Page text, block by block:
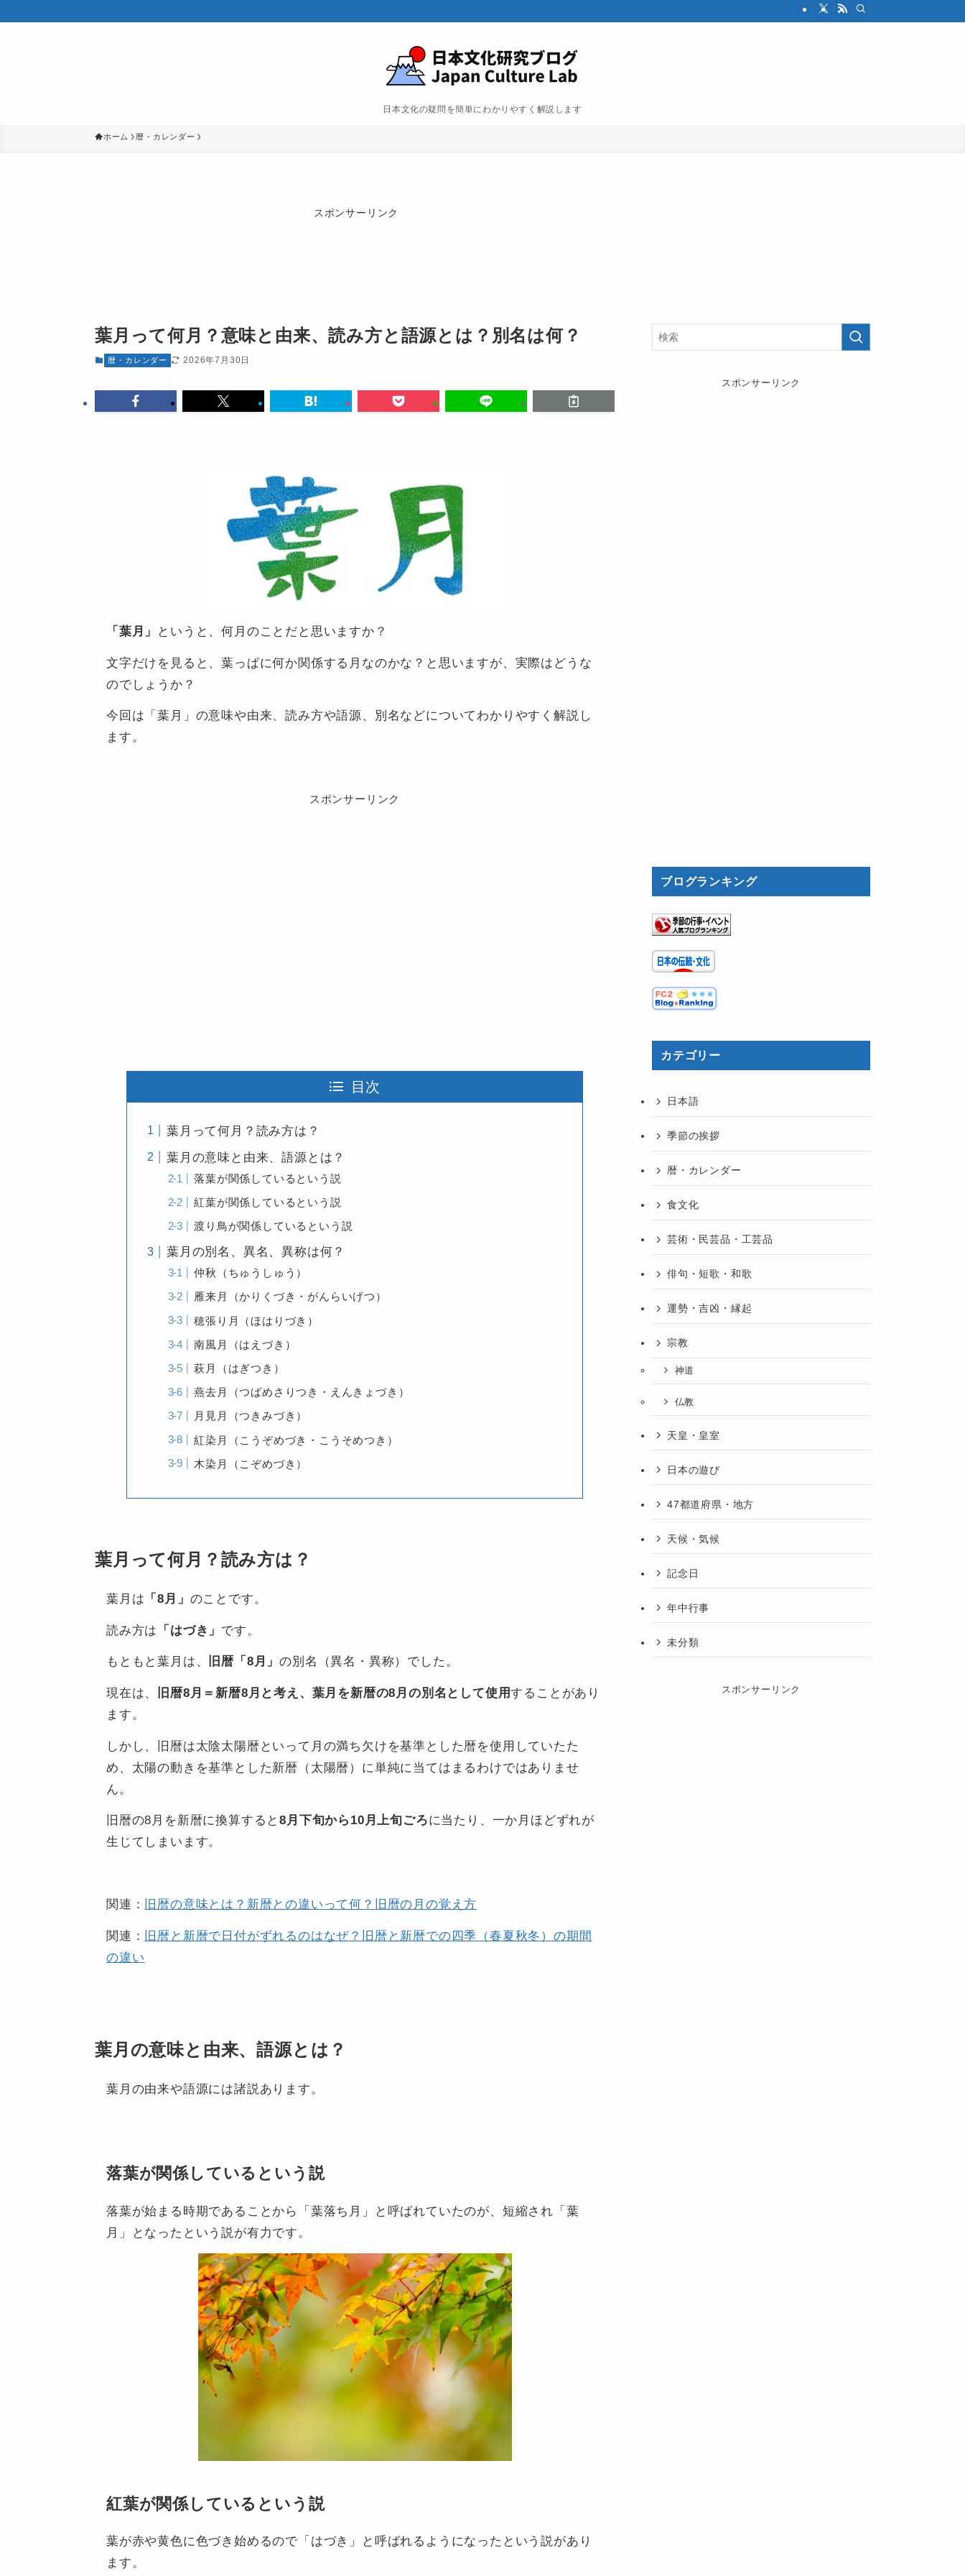
日本文化の疑問を簡単にわかりやすく解説します
ホーム 暦・カレンダー
スポンサーリンク
葉月って何月？意味と由来、読み方と語源とは？別名は何？
暦・カレンダー 2026年7月30日
「葉月」 というと、何月のことだと思いますか？
文字だけを見ると、葉っぱに何か関係する月なのかな？と思いますが、実際はどうな
のでしょうか？
今回は「葉月」の意味や由来、読み方や語源、別名などについてわかりやすく解説し
ます。
スポンサーリンク
目次
葉月って何月？読み方は？
葉月の意味と由来、語源とは？
落葉が関係しているという説
紅葉が関係しているという説
渡り鳥が関係しているという説
葉月の別名、異名、異称は何？
仲秋（ちゅうしゅう）
雁来月（かりくづき・がんらいげつ）
穂張り月（ほはりづき）
南風月（はえづき）
萩月（はぎつき）
燕去月（つばめさりつき・えんきょづき）
月見月（つきみづき）
紅染月（こうぞめづき・こうそめつき）
木染月（こぞめづき）
葉月って何月？読み方は？
葉月は 「8月」 のことです。
読み方は 「はづき」 です。
もともと葉月は、 旧暦「8月」の別名（異名・異称）でした。
現在は、 旧暦8月＝新暦8月と考え、葉月を新暦の8月の別名として使用することがあり
ます。
しかし、旧暦は太陰太陽暦といって月の満ち欠けを基準とした暦を使用していたた
め、太陽の動きを基準とした新暦（太陽暦）に単純に当てはまるわけではありませ
ん。
旧暦の8月を新暦に換算すると8月下旬から10月上旬ごろに当たり、一か月ほどずれが
生じてしまいます。
関連： 旧暦の意味とは？新暦との違いって何？旧暦の月の覚え方
関連：
旧暦と新暦で日付がずれるのはなぜ？旧暦と新暦での四季（春夏秋冬）の期間
の違い
葉月の意味と由来、語源とは？
葉月の由来や語源には諸説あります。
落葉が関係しているという説
落葉が始まる時期であることから「葉落ち月」と呼ばれていたのが、短縮され「葉
月」となったという説が有力です。
紅葉が関係しているという説
葉が赤や黄色に色づき始めるので「はづき」と呼ばれるようになったという説があり
ます。
スポンサーリンク
ブログランキング
カテゴリー
日本語
季節の挨拶
暦・カレンダー
食文化
芸術・民芸品・工芸品
俳句・短歌・和歌
運勢・吉凶・縁起
宗教
神道
仏教
天皇・皇室
日本の遊び
47都道府県・地方
天候・気候
記念日
年中行事
未分類
スポンサーリンク